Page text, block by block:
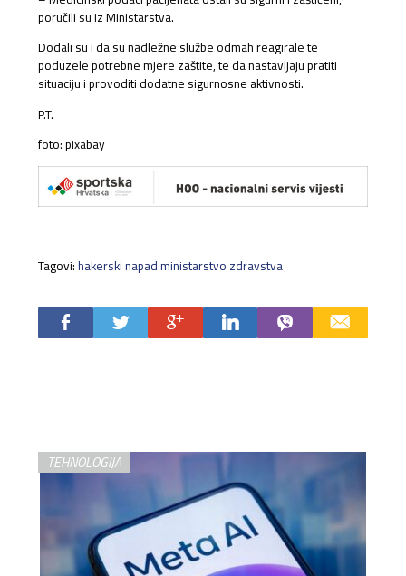
poručili su iz Ministarstva.
Dodali su i da su nadležne službe odmah reagirale te
poduzele potrebne mjere zaštite, te da nastavljaju pratiti
situaciju i provoditi dodatne sigurnosne aktivnosti.
P.T.
foto: pixabay
Tagovi:hakerski napad ministarstvo zdravstva
TEHNOLOGIJA